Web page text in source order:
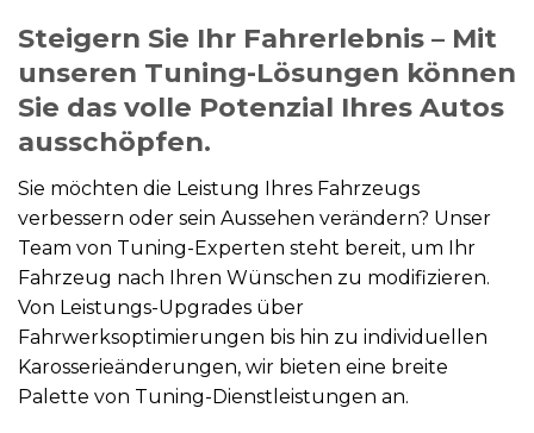
Steigern Sie Ihr Fahrerlebnis – Mit
unseren Tuning-Lösungen können
Sie das volle Potenzial Ihres Autos
ausschöpfen.
Sie möchten die Leistung Ihres Fahrzeugs
verbessern oder sein Aussehen verändern? Unser
Team von Tuning-Experten steht bereit, um Ihr
Fahrzeug nach Ihren Wünschen zu modifizieren.
Von Leistungs-Upgrades über
Fahrwerksoptimierungen bis hin zu individuellen
Karosserieänderungen, wir bieten eine breite
Palette von Tuning-Dienstleistungen an.